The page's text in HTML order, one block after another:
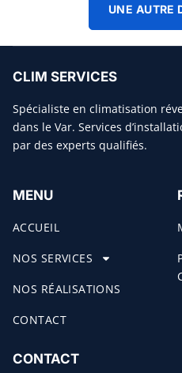
UNE AUTRE
CLIM SERVICES
Spécialiste en climatisation
dans le Var. Services
par des experts qualifiés.
MENU
ACCUEIL
NOS SERVICES
NOS RÉALISATIONS
CONTACT
CONTACT